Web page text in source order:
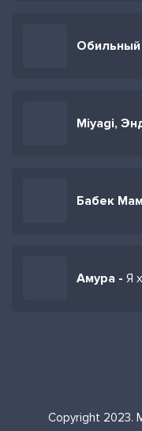
Обильный
Miyagi,
Бабек
Амура - Я
Copyright 2023.